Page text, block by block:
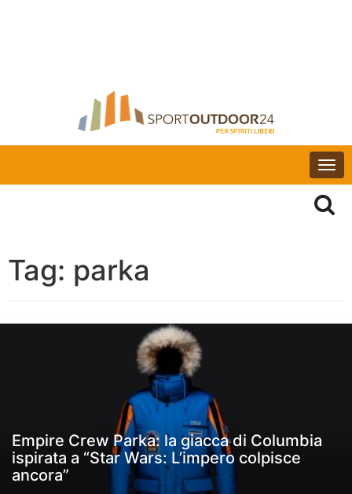
Tag: parka
Empire Crew Parka: la giacca di Columbia
ispirata a “Star Wars: L’impero colpisce
ancora”